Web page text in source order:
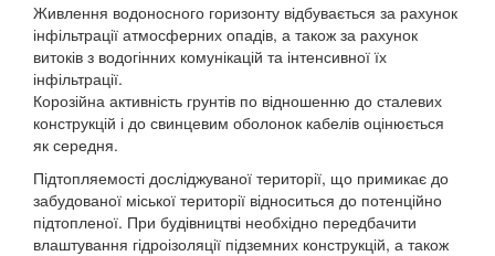
Живлення водоносного горизонту відбувається за рахунок
інфільтрації атмосферних опадів, а також за рахунок
витоків з водогінних комунікацій та інтенсивної їх
інфільтрації.
Корозійна активність грунтів по відношенню до сталевих
конструкцій і до свинцевим оболонок кабелів оцінюється
як середня.
Підтопляемості досліджуваної території, що примикає до
забудованої міської території відноситься до потенційно
підтопленої. При будівництві необхідно передбачити
влаштування гідроізоляції підземних конструкцій, а також